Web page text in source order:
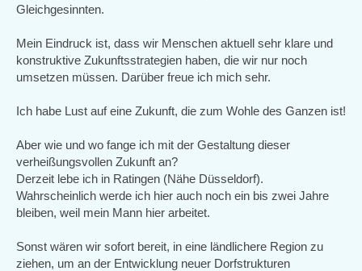
Gleichgesinnten.
Mein Eindruck ist, dass wir Menschen aktuell sehr klare und
konstruktive Zukunftsstrategien haben, die wir nur noch
umsetzen müssen. Darüber freue ich mich sehr.
Ich habe Lust auf eine Zukunft, die zum Wohle des Ganzen ist!
Aber wie und wo fange ich mit der Gestaltung dieser
verheißungsvollen Zukunft an?
Derzeit lebe ich in Ratingen (Nähe Düsseldorf).
Wahrscheinlich werde ich hier auch noch ein bis zwei Jahre
bleiben, weil mein Mann hier arbeitet.
Sonst wären wir sofort bereit, in eine ländlichere Region zu
ziehen, um an der Entwicklung neuer Dorfstrukturen